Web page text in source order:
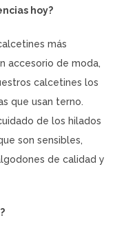
hoy?
más
accesorio de moda,
calcetines los
que usan terno.
de los hilados
son sensibles,
de calidad y